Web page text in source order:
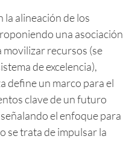
la alineación de los
una asociación
recursos (se
de excelencia),
define un marco para el
clave de un futuro
el enfoque para
se trata de impulsar la